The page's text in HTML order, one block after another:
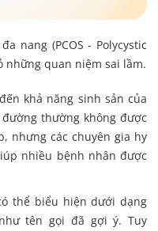
nang (PCOS - Polycystic
những quan niệm sai lầm.
khả năng sinh sản của
thường không được
nhưng các chuyên gia hy
nhiều bệnh nhân được
thể biểu hiện dưới dạng
tên gọi đã gợi ý. Tuy